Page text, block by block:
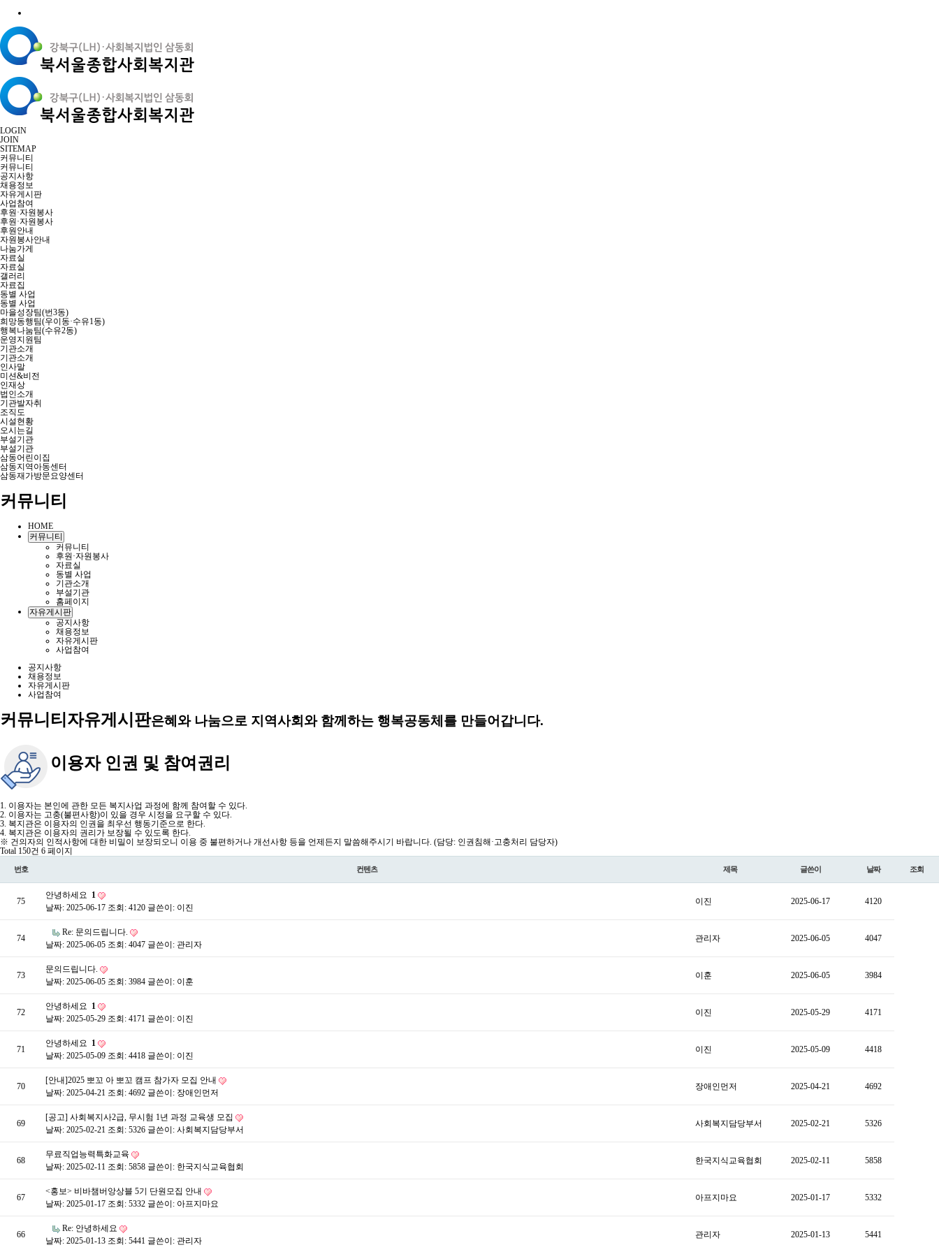
LOGIN
JOIN
SITEMAP
커뮤니티
커뮤니티
공지사항
채용정보
자유게시판
사업참여
후원·자원봉사
후원·자원봉사
후원안내
자원봉사안내
나눔가게
자료실
자료실
갤러리
자료집
동별 사업
동별 사업
마을성장팀(번3동)
희망동행팀(우이동·수유1동)
행복나눔팀(수유2동)
운영지원팀
기관소개
기관소개
인사말
미션&비전
인재상
법인소개
기관발자취
조직도
시설현황
오시는길
부설기관
부설기관
삼동어린이집
삼동지역아동센터
삼동재가방문요양센터
커뮤니티
HOME
커뮤니티
커뮤니티
후원·자원봉사
자료실
동별 사업
기관소개
부설기관
홈페이지
자유게시판
공지사항
채용정보
자유게시판
사업참여
공지사항
채용정보
자유게시판
사업참여
커뮤니티 자유게시판은혜와 나눔으로 지역사회와 함께하는 행복공동체를 만들어갑니다.
이용자 인권 및 참여권리
1. 이용자는 본인에 관한 모든 복지사업 과정에 함께 참여할 수 있다.
2. 이용자는 고충(불편사항)이 있을 경우 시정을 요구할 수 있다.
3. 복지관은 이용자의 인권을 최우선 행동기준으로 한다.
4. 복지관은 이용자의 권리가 보장될 수 있도록 한다.
※ 건의자의 인적사항에 대한 비밀이 보장되오니 이용 중 불편하거나 개선사항 등을 언제든지 말씀해주시기 바랍니다. (담당: 인권침해·고충처리 담당자)
Total 150건 6 페이지
번호 컨텐츠 제목 글쓴이 날짜 조회
75
안녕하세요 1
날짜: 2025-06-17 조회: 4120 글쓴이: 이진
이진 2025-06-17 4120
74
Re: 문의드립니다.
날짜: 2025-06-05 조회: 4047 글쓴이: 관리자
관리자 2025-06-05 4047
73
문의드립니다.
날짜: 2025-06-05 조회: 3984 글쓴이: 이훈
이훈 2025-06-05 3984
72
안녕하세요 1
날짜: 2025-05-29 조회: 4171 글쓴이: 이진
이진 2025-05-29 4171
71
안녕하세요 1
날짜: 2025-05-09 조회: 4418 글쓴이: 이진
이진 2025-05-09 4418
70
[안내]2025 뽀꼬 아 뽀꼬 캠프 참가자 모집 안내
날짜: 2025-04-21 조회: 4692 글쓴이: 장애인먼저
장애인먼저 2025-04-21 4692
69
[공고] 사회복지사2급, 무시험 1년 과정 교육생 모집
날짜: 2025-02-21 조회: 5326 글쓴이: 사회복지담당부서
사회복지담당부서 2025-02-21 5326
68
무료직업능력특화교육
날짜: 2025-02-11 조회: 5858 글쓴이: 한국지식교육협회
한국지식교육협회 2025-02-11 5858
67
<홍보> 비바챔버앙상블 5기 단원모집 안내
날짜: 2025-01-17 조회: 5332 글쓴이: 아프지마요
아프지마요 2025-01-17 5332
66
Re: 안녕하세요
날짜: 2025-01-13 조회: 5441 글쓴이: 관리자
관리자 2025-01-13 5441